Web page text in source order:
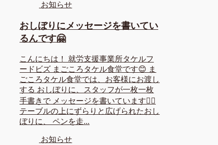
お知らせ
おしぼりにメッセージを書いてい
るんです🤗
こんにちは！ 就労支援事業所タケルフ
ードビズ まごころタケル食堂です😊 ま
ごころタケル食堂では、お客様にお渡し
する おしぼりに、スタッフが一枚一枚
手書きで メッセージを書いています✍🏼
テーブルの上にずらりと広げられたおし
ぼりに、 ペンを走...
お知らせ